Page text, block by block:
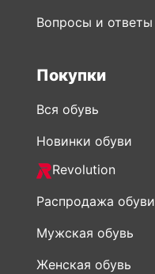
Вопросы и ответы
Покупки
Вся обувь
Новинки обуви
Revolution
Распродажа обуви
Мужская обувь
Женская обувь